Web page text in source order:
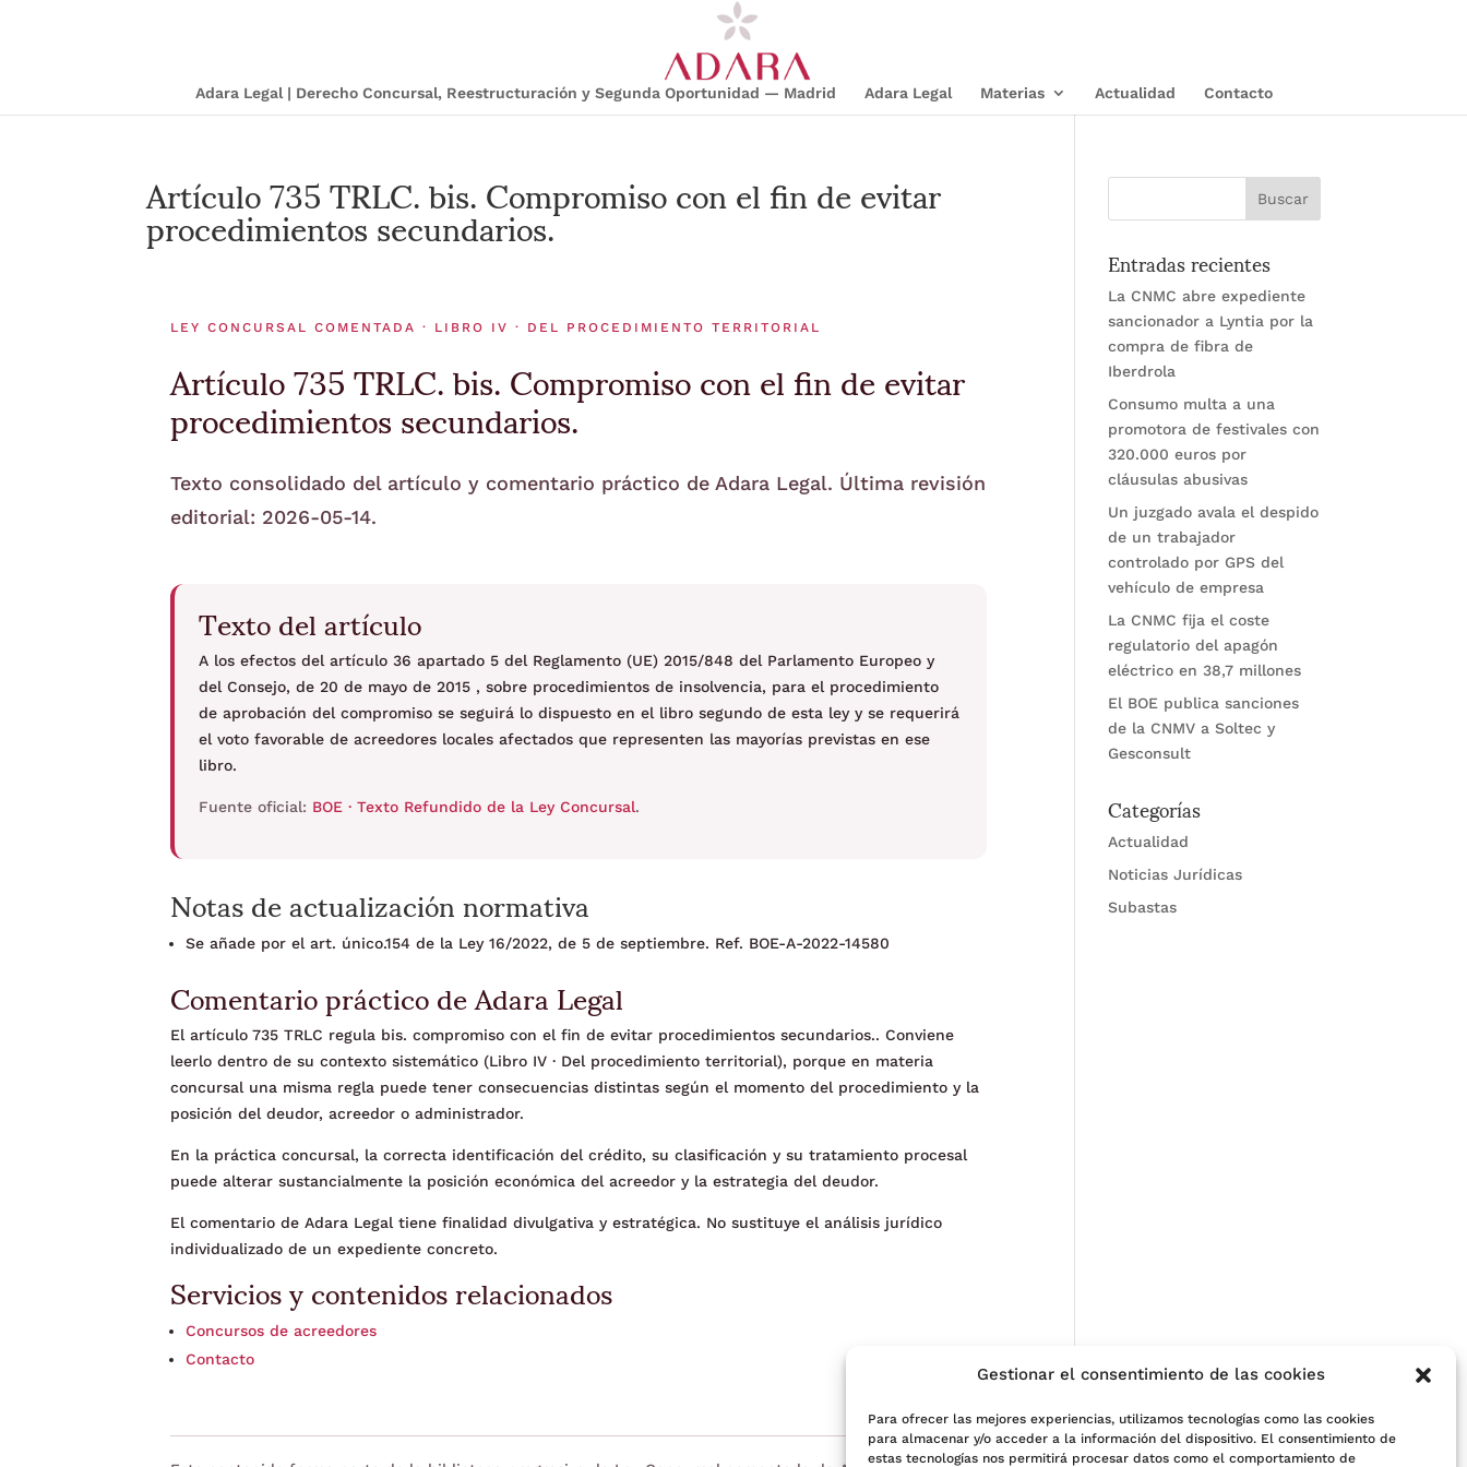
Gestionar el consentimiento de las cookies
Para ofrecer las mejores experiencias, utilizamos tecnologías como las cookies
para almacenar y/o acceder a la información del dispositivo. El consentimiento de
estas tecnologías nos permitirá procesar datos como el comportamiento de
Adara Legal | Derecho Concursal, Reestructuración y Segunda Oportunidad — Madrid Adara Legal Materias Actualidad Contacto
Artículo 735 TRLC. bis. Compromiso con el fin de evitar
procedimientos secundarios.
LEY CONCURSAL COMENTADA · LIBRO IV · DEL PROCEDIMIENTO TERRITORIAL
Artículo 735 TRLC. bis. Compromiso con el fin de evitar
procedimientos secundarios.
Texto consolidado del artículo y comentario práctico de Adara Legal. Última revisión
editorial: 2026-05-14.
Texto del artículo
A los efectos del artículo 36 apartado 5 del Reglamento (UE) 2015/848 del Parlamento Europeo y
del Consejo, de 20 de mayo de 2015 , sobre procedimientos de insolvencia, para el procedimiento
de aprobación del compromiso se seguirá lo dispuesto en el libro segundo de esta ley y se requerirá
el voto favorable de acreedores locales afectados que representen las mayorías previstas en ese
libro.
Fuente oficial: BOE · Texto Refundido de la Ley Concursal.
Notas de actualización normativa
Se añade por el art. único.154 de la Ley 16/2022, de 5 de septiembre. Ref. BOE-A-2022-14580
Comentario práctico de Adara Legal
El artículo 735 TRLC regula bis. compromiso con el fin de evitar procedimientos secundarios.. Conviene
leerlo dentro de su contexto sistemático (Libro IV · Del procedimiento territorial), porque en materia
concursal una misma regla puede tener consecuencias distintas según el momento del procedimiento y la
posición del deudor, acreedor o administrador.
En la práctica concursal, la correcta identificación del crédito, su clasificación y su tratamiento procesal
puede alterar sustancialmente la posición económica del acreedor y la estrategia del deudor.
El comentario de Adara Legal tiene finalidad divulgativa y estratégica. No sustituye el análisis jurídico
individualizado de un expediente concreto.
Servicios y contenidos relacionados
Concursos de acreedores
Contacto
Entradas recientes
La CNMC abre expediente
sancionador a Lyntia por la
compra de fibra de
Iberdrola
Consumo multa a una
promotora de festivales con
320.000 euros por
cláusulas abusivas
Un juzgado avala el despido
de un trabajador
controlado por GPS del
vehículo de empresa
La CNMC fija el coste
regulatorio del apagón
eléctrico en 38,7 millones
El BOE publica sanciones
de la CNMV a Soltec y
Gesconsult
Categorías
Actualidad
Noticias Jurídicas
Subastas